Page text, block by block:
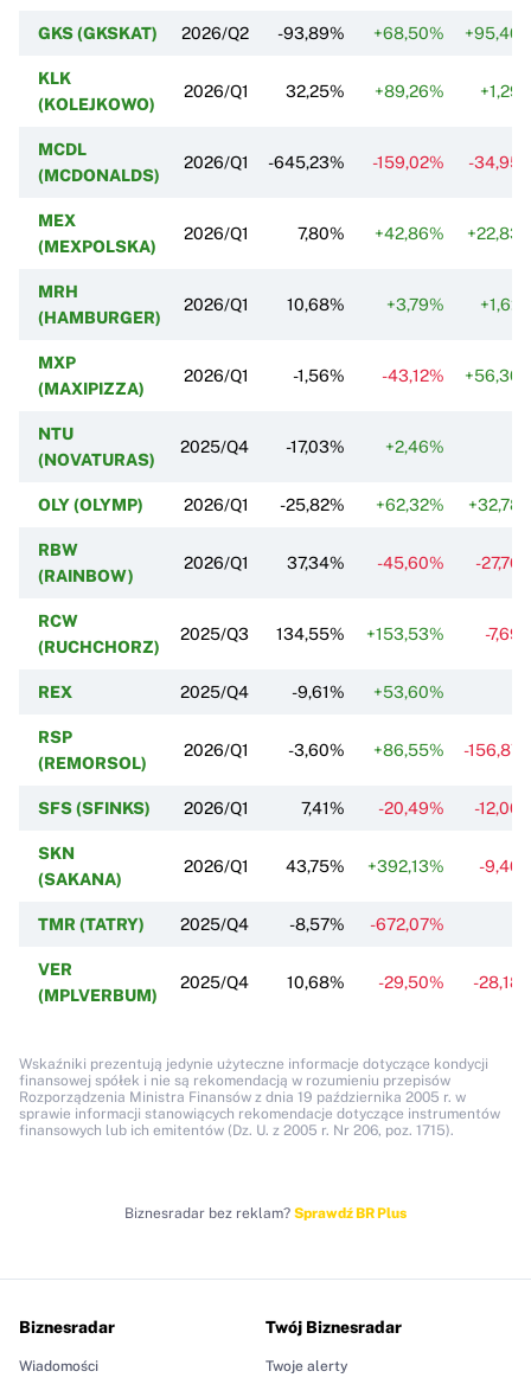
GKS (GKSKAT) 2026/Q2 -93,89% +68,50%
KLK
(KOLEJKOWO)
2026/Q1 32,25% +89,26%
MCDL
(MCDONALDS)
2026/Q1 -645,23% -159,02% -
MEX
(MEXPOLSKA)
2026/Q1 7,80% +42,86%
MRH
(HAMBURGER)
2026/Q1 10,68% +3,79%
MXP
(MAXIPIZZA)
2026/Q1 -1,56% -43,12%
NTU
(NOVATURAS)
2025/Q4 -17,03% +2,46%
OLY (OLYMP) 2026/Q1 -25,82% +62,32%
RBW
(RAINBOW)
2026/Q1 37,34% -45,60% -
RCW
(RUCHCHORZ)
2025/Q3 134,55% +153,53% -
REX 2025/Q4 -9,61% +53,60%
RSP
(REMORSOL)
2026/Q1 -3,60% +86,55% -
SFS (SFINKS) 2026/Q1 7,41% -20,49% -
SKN
(SAKANA)
2026/Q1 43,75% +392,13% -
TMR (TATRY) 2025/Q4 -8,57% -672,07%
VER
(MPLVERBUM)
2025/Q4 10,68% -29,50% -
Wskaźniki prezentują jedynie użyteczne informacje dotyczące kondycji
finansowej spółek i nie są rekomendacją w rozumieniu przepisów
Rozporządzenia Ministra Finansów z dnia 19 października 2005 r. w
sprawie informacji stanowiących rekomendacje dotyczące instrumentów
finansowych lub ich emitentów (Dz. U. z 2005 r. Nr 206, poz. 1715).
Biznesradar bez reklam? Sprawdź BR Plus
Biznesradar
Wiadomości
Twój Biznesradar
Twoje alerty